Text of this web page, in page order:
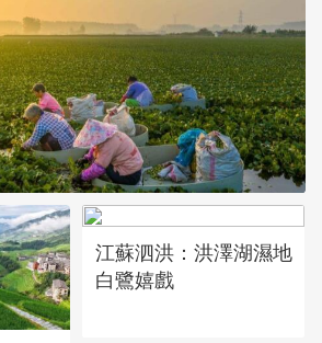
江蘇泗洪：洪澤湖濕地
白鷺嬉戲